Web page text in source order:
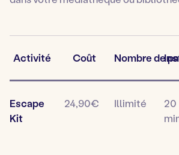
Activité Coût Nombre de
Escape
Kit
24,90€ Illimité
20